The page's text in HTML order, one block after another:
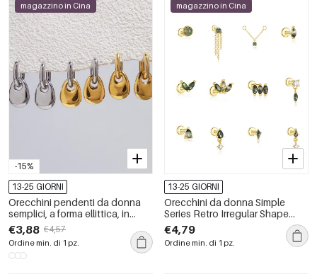
-15%
magazzino in Cina
13-25 GIORNI
Orecchini pendenti da donna
semplici, a forma ellittica, in
acciaio inossidabile
impermeabile, nei colori oro e
argento.
€3,88 €4,57
Ordine min. di 1 pz.
magazzino in Cina
13-25 GIORNI
Orecchini da donna Simple
Series Retro Irregular Shape
Silver Color Natural Stone in
argento sterling 925
€4,79
Ordine min. di 1 pz.